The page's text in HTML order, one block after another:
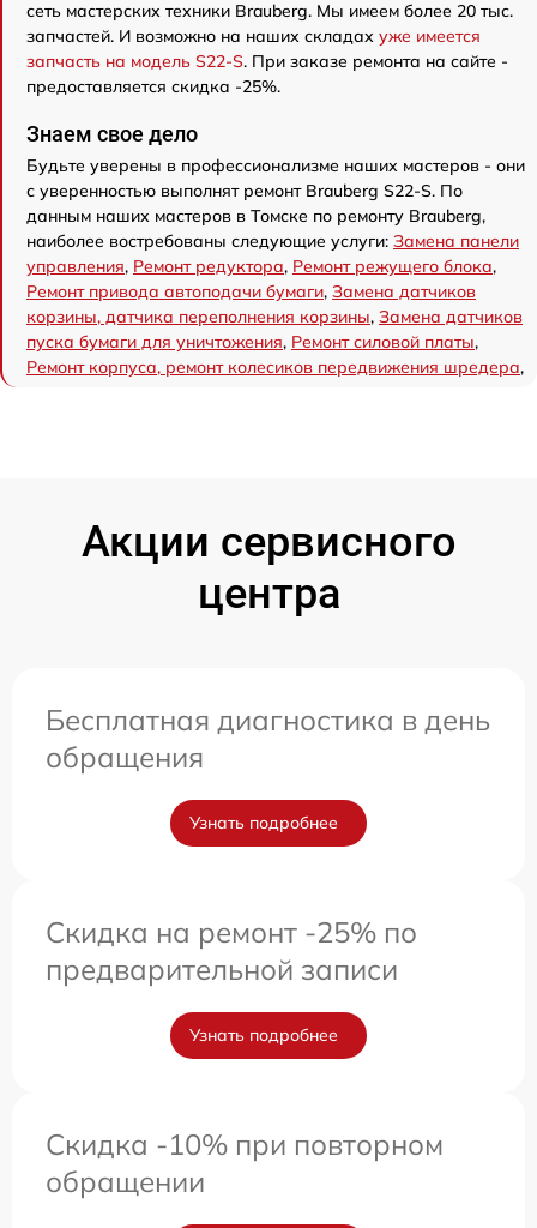
сеть мастерских техники Brauberg. Мы имеем более 20 тыс.
запчастей. И возможно на наших складах уже имеется
запчасть на модель S22-S. При заказе ремонта на сайте -
предоставляется скидка -25%.
Знаем свое дело
Будьте уверены в профессионализме наших мастеров - они
с уверенностью выполнят ремонт Brauberg S22-S. По
данным наших мастеров в Томске по ремонту Brauberg,
наиболее востребованы следующие услуги: Замена панели
управления, Ремонт редуктора, Ремонт режущего блока,
Ремонт привода автоподачи бумаги, Замена датчиков
корзины, датчика переполнения корзины, Замена датчиков
пуска бумаги для уничтожения, Ремонт силовой платы,
Ремонт корпуса, ремонт колесиков передвижения шредера,
Акции сервисного
центра
Бесплатная диагностика в день
обращения
Узнать подробнее
Скидка на ремонт -25% по
предварительной записи
Узнать подробнее
Скидка -10% при повторном
обращении